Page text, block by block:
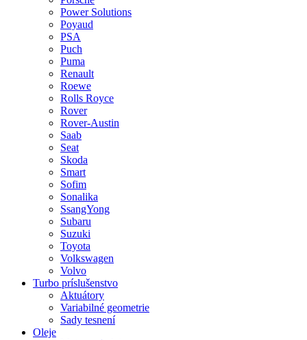
Power Solutions
Poyaud
PSA
Puch
Puma
Renault
Roewe
Rolls Royce
Rover
Rover-Austin
Saab
Seat
Skoda
Smart
Sofim
Sonalika
SsangYong
Subaru
Suzuki
Toyota
Volkswagen
Volvo
Turbo príslušenstvo
Aktuátory
Variabilné geometrie
Sady tesnení
Oleje